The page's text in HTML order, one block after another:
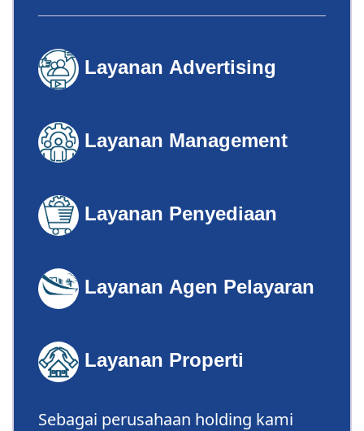
Layanan Advertising
Layanan Management
Layanan Penyediaan
Layanan Agen Pelayaran
Layanan Properti
Sebagai perusahaan holding kami